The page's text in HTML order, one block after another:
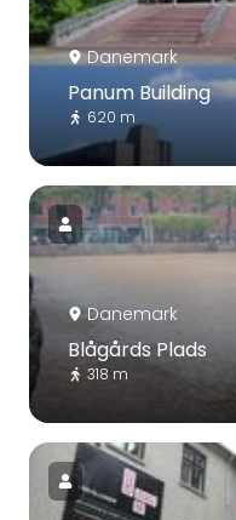
Danemark
Panum Building
620 m
Danemark
Blågårds Plads
318 m